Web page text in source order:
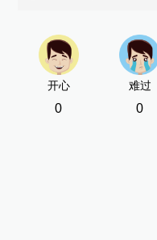
开心
0
难过
0